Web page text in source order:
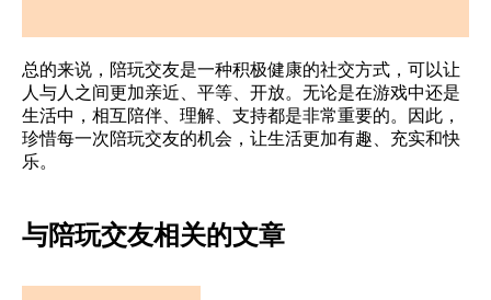
总的来说，陪玩交友是一种积极健康的社交方式，可以让
人与人之间更加亲近、平等、开放。无论是在游戏中还是
生活中，相互陪伴、理解、支持都是非常重要的。因此，
珍惜每一次陪玩交友的机会，让生活更加有趣、充实和快
乐。
与陪玩交友相关的文章